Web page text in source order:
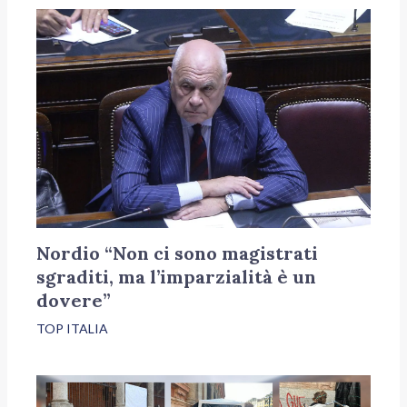
Nordio “Non ci sono magistrati
sgraditi, ma l’imparzialità è un
dovere”
TOP ITALIA